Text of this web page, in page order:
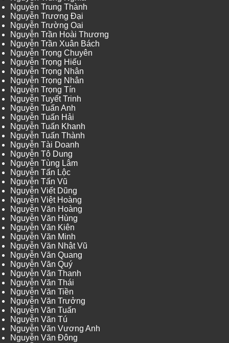
Nguyễn Trung Thành
Nguyễn Trương Đại
Nguyễn Trường Oai
Nguyễn Trần Hoài Thương
Nguyễn Trần Xuân Bách
Nguyễn Trọng Chuyên
Nguyễn Trọng Hiếu
Nguyễn Trọng Nhân
Nguyễn Trọng Nhân
Nguyễn Trọng Tín
Nguyễn Tuyết Trinh
Nguyễn Tuấn Anh
Nguyễn Tuấn Hải
Nguyễn Tuấn Khanh
Nguyễn Tuấn Thành
Nguyễn Tài Doanh
Nguyễn Tô Dung
Nguyễn Tùng Lâm
Nguyễn Tấn Lộc
Nguyễn Tấn Vũ
Nguyễn Viết Dũng
Nguyễn Việt Hoàng
Nguyễn Văn Hoàng
Nguyễn Văn Hùng
Nguyễn Văn Kiên
Nguyễn Văn Minh
Nguyễn Văn Nhật Vũ
Nguyễn Văn Quang
Nguyễn Văn Quý
Nguyễn Văn Thanh
Nguyễn Văn Thái
Nguyễn Văn Tiền
Nguyễn Văn Trưởng
Nguyễn Văn Tuấn
Nguyễn Văn Tú
Nguyễn Văn Vương Anh
Nguyễn Văn Đông